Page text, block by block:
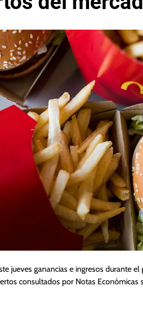
jueves ganancias e ingresos durante
consultados por Notas Económicas